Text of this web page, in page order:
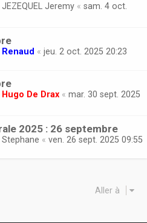
JEZEQUEL Jeremy « sam. 4 oct.
Renaud « jeu. 2 oct. 2025 20:23
Hugo De Drax « mar. 30 sept. 2025
2025 : 26 septembre
Stephane « ven. 26 sept. 2025 09:55
Aller à